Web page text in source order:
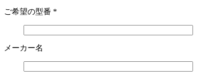
ご希望の型番 *
メーカー名